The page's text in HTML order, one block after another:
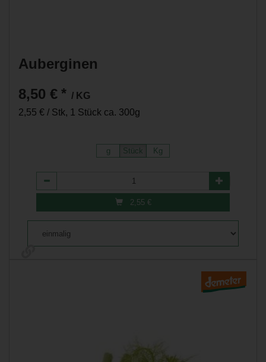
Auberginen
8,50 € * / KG
2,55 € / Stk, 1 Stück ca. 300g
g Stück Kg
Anzahl
2,55 €